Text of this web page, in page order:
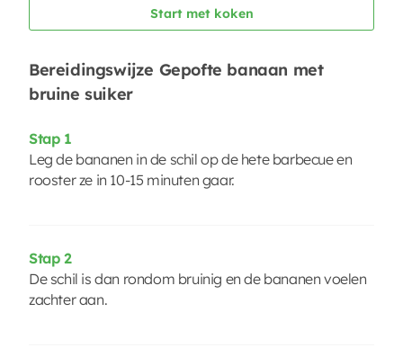
Start met koken
Bereidingswijze Gepofte banaan met
bruine suiker
Stap 1
Leg de bananen in de schil op de hete barbecue en
rooster ze in 10-15 minuten gaar.
Stap 2
De schil is dan rondom bruinig en de bananen voelen
zachter aan.